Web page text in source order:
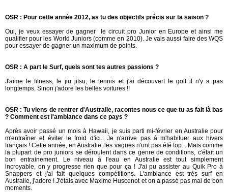
OSR : Pour cette année 2012, as tu des objectifs précis sur ta saison ?
Oui, je veux essayer de gagner le circuit pro Junior en Europe et ainsi me
qualifier pour les World Juniors (comme en 2010). Je vais aussi faire des WQS
pour essayer de gagner un maximum de points.
OSR : A part le Surf, quels sont tes autres passions ?
J'aime le fitness, le jiu jitsu, le tennis et j'ai découvert le golf il n'y a pas
longtemps. Sinon j'adore les belles voitures !!
OSR : Tu viens de rentrer d'Australie, racontes nous ce que tu as fait là bas
? Comment est l'ambiance dans ce pays ?
Après avoir passé un mois à Hawaii, je suis parti mi-février en Australie pour
m'entraîner et éviter le froid d'ici.. Je n'arrive pas à m'habituer aux hivers
français ! Cette année, en Australie, les vagues n'ont pas été top... Mais comme
la plupart de pro juniors se déroulent dans ce genre de conditions, c'était un
bon entrainement. Le niveau à l'eau en Australie est tout simplement
incroyable, on y progresse rien que pour ça ! J'ai pu assister au Quik Pro à
Snappers et j'ai fait quelques compétitions. L'ambiance est très surf en
Australie, j'adore ! J'étais avec Maxime Huscenot et on a passé pas mal de bon
moments.